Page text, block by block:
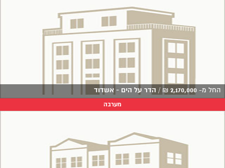
החל מ- 2,170,000
₪
/ הדר על הים - אשדוד
מערבה